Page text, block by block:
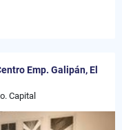
Emp. Galipán, El
Capital